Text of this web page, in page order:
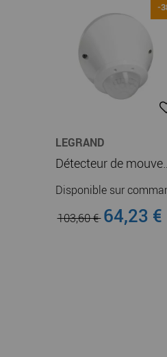
-
LEGRAND
Détecteur de mouvement autonome
Disponible sur
103,60 € 64,23 €